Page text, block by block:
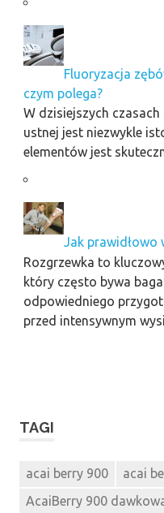
Fluoryzacja
czym polega?
W dzisiejszych
ustnej jest niezwykle
elementów jest
Jak prawidłowo
Rozgrzewka to
który często bywa
odpowiedniego
przed intensywnym
TAGI
acai berry 900
acai
AcaiBerry 900